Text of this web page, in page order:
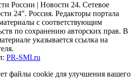
России | Новости 24. Сетевое
24". Россия. Редакторы портала
с соответствующим
по сохранению авторских прав. В
указывается ссылка на
PR-SMI.ru
файлы cookie для улучшения вашего